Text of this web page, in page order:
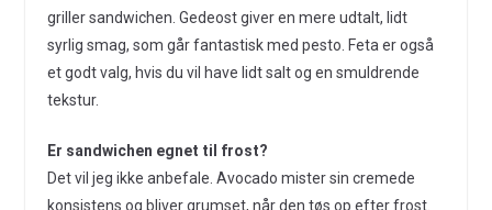
griller sandwichen. Gedeost giver en mere udtalt, lidt
syrlig smag, som går fantastisk med pesto. Feta er også
et godt valg, hvis du vil have lidt salt og en smuldrende
tekstur.
Er sandwichen egnet til frost?
Det vil jeg ikke anbefale. Avocado mister sin cremede
konsistens og bliver grumset, når den tøs op efter frost.